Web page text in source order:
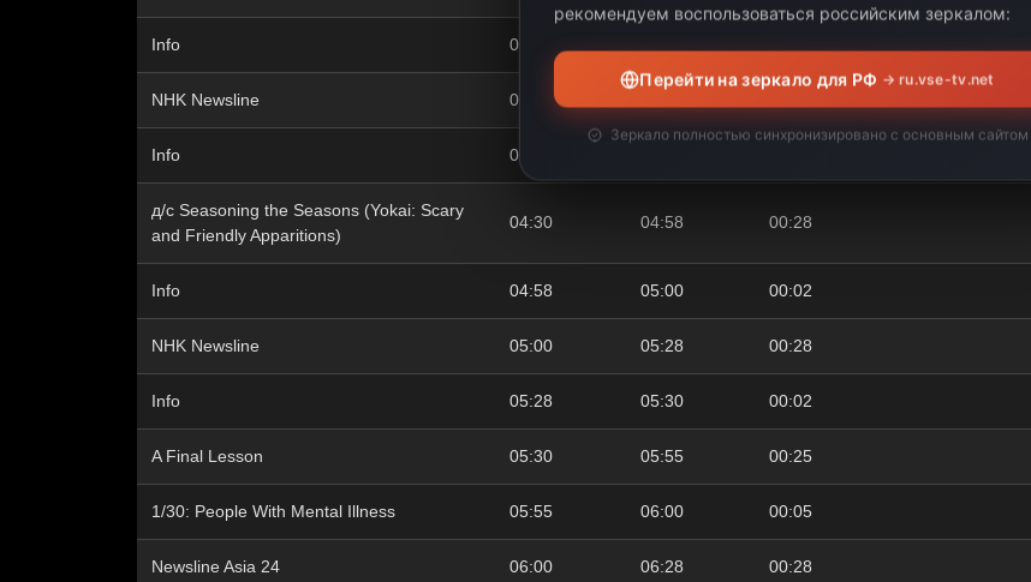
Info 03:58
NHK Newsline 04:00
Info 04:28
д/с Seasoning the Seasons (Yokai: Scary
and Friendly Apparitions)
04:30 04:58 00:28
Info 04:58 05:00 00:02
NHK Newsline 05:00 05:28 00:28
Info 05:28 05:30 00:02
A Final Lesson 05:30 05:55 00:25
1/30: People With Mental Illness 05:55 06:00 00:05
Newsline Asia 24 06:00 06:28 00:28
рекомендуем воспользоваться российским зеркалом:
Перейти на зеркало для РФ → ru.vse-tv.net
Зеркало полностью синхронизировано с основным сайтом